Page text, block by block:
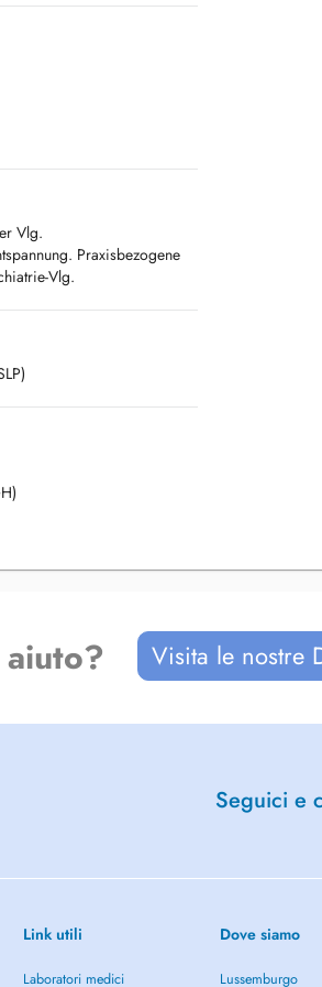
Vlg.
Praxisbezogene
Vlg.
Visita le nostre
Seguici e
Link utili
Laboratori medici
Dove siamo
Lussemburgo